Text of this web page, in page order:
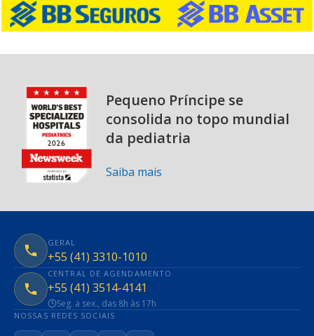
Pequeno Príncipe se
consolida no topo mundial
da pediatria
Saiba mais
GERAL
+55 (41) 3310-1010
CENTRAL DE AGENDAMENTO
+55 (41) 3514-4141
Seg. a sex., das 8h às 17h
NOSSAS REDES SOCIAIS